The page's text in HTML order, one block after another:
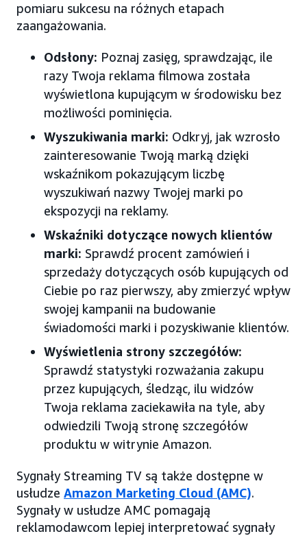
pomiaru sukcesu na różnych etapach
zaangażowania.
Odsłony: Poznaj zasięg, sprawdzając, ile
razy Twoja reklama filmowa została
wyświetlona kupującym w środowisku bez
możliwości pominięcia.
Wyszukiwania marki: Odkryj, jak wzrosło
zainteresowanie Twoją marką dzięki
wskaźnikom pokazującym liczbę
wyszukiwań nazwy Twojej marki po
ekspozycji na reklamy.
Wskaźniki dotyczące nowych klientów
marki: Sprawdź procent zamówień i
sprzedaży dotyczących osób kupujących od
Ciebie po raz pierwszy, aby zmierzyć wpływ
swojej kampanii na budowanie
świadomości marki i pozyskiwanie klientów.
Wyświetlenia strony szczegółów:
Sprawdź statystyki rozważania zakupu
przez kupujących, śledząc, ilu widzów
Twoja reklama zaciekawiła na tyle, aby
odwiedzili Twoją stronę szczegółów
produktu w witrynie Amazon.
Sygnały Streaming TV są także dostępne w
usłudze Amazon Marketing Cloud (AMC).
Sygnały w usłudze AMC pomagają
reklamodawcom lepiej interpretować sygnały